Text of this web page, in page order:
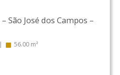
– São José dos Campos –
56.00 m²